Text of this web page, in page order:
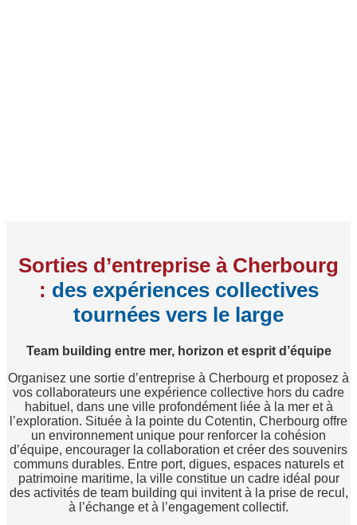
Sorties d’entreprise à Cherbourg
: des expériences collectives
tournées vers le large
Team building entre mer, horizon et esprit d’équipe
Organisez une sortie d’entreprise à Cherbourg et proposez à
vos collaborateurs une expérience collective hors du cadre
habituel, dans une ville profondément liée à la mer et à
l’exploration. Située à la pointe du Cotentin, Cherbourg offre
un environnement unique pour renforcer la cohésion
d’équipe, encourager la collaboration et créer des souvenirs
communs durables. Entre port, digues, espaces naturels et
patrimoine maritime, la ville constitue un cadre idéal pour
des activités de team building qui invitent à la prise de recul,
à l’échange et à l’engagement collectif.